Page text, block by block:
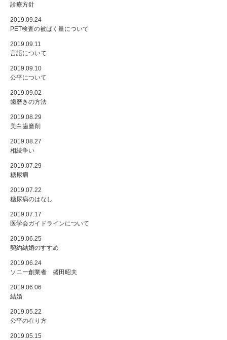
診療方針
2019.09.24
PET検査の被ばく量について
2019.09.11
言語について
2019.09.10
公平について
2019.09.02
歯磨きの方法
2019.08.29
美白歯磨剤
2019.08.27
相続争い
2019.07.29
糖尿病
2019.07.22
糖尿病のはなし
2019.07.17
医学会ガイドラインについて
2019.06.25
契約結婚のすすめ
2019.06.24
ソニー創業者 盛田昭夫
2019.06.06
結婚
2019.05.22
公平の在り方
2019.05.15